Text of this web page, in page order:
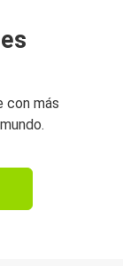
con más